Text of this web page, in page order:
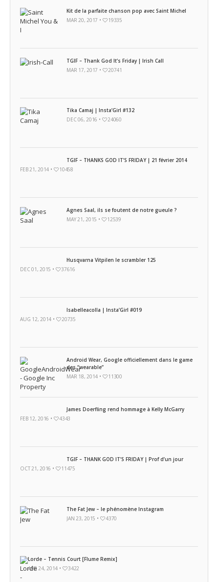
Kit de la parfaite chanson pop avec Saint Michel
MAR 20, 2017 •
19335
TGIF – Thank God It’s Friday | Irish Call
MAR 17, 2017 •
20741
Tika Camaj | Insta’Girl #132
DEC 06, 2016 •
24060
TGIF – THANKS GOD IT’S FRIDAY | 21 février 2014
FEB 21, 2014 •
10458
Agnes Saal, ils se foutent de notre gueule ?
MAY 21, 2015 •
12539
Husqvarna Vitpilen le scrambler 125
DEC 01, 2015 •
37616
Isabelleacolla | Insta’Girl #019
AUG 12, 2014 •
20735
Android Wear, Google officiellement dans le game
des “wearable”
MAR 18, 2014 •
11300
James Doerfling rend hommage à Kelly McGarry
FEB 12, 2016 •
4343
TGIF – THANK GOD IT’S FRIDAY | Prof d’un jour
OCT 21, 2016 •
11475
The Fat Jew – le phénomène Instagram
JAN 23, 2015 •
4370
Lorde – Tennis Court [Flume Remix]
APR 24, 2014 •
3422